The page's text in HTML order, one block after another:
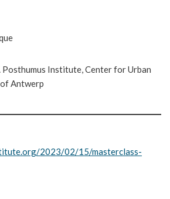
Posthumus Institute, Center for Urban
Antwerp
2023/02/15/masterclass-